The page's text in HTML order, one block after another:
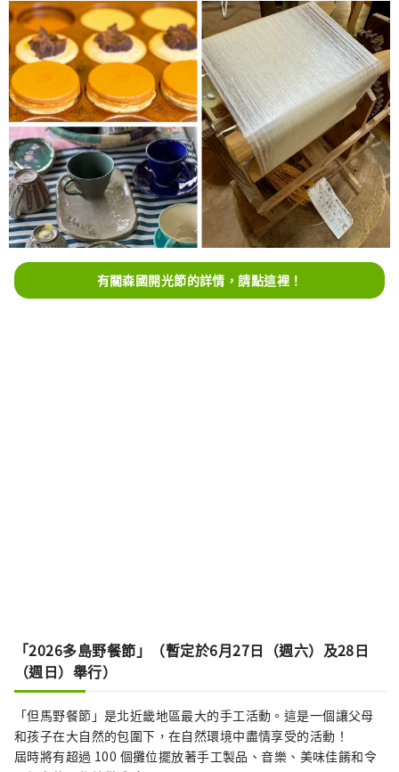
有關森國開光節的詳情，請點這裡！
「2026多島野餐節」（暫定於6月27日（週六）及28日
（週日）舉行）
「但馬野餐節」是北近畿地區最大的手工活動。這是一個讓父母
和孩子在大自然的包圍下，在自然環境中盡情享受的活動！
屆時將有超過 100 個攤位擺放著手工製品、音樂、美味佳餚和令